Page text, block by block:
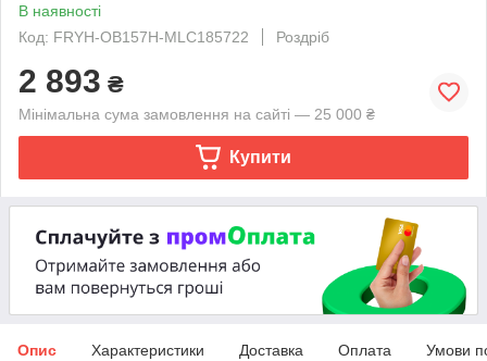
В наявності
Код: FRYH-OB157H-MLC185722
Роздріб
2 893 ₴
Мінімальна сума замовлення на сайті — 25 000 ₴
Купити
Опис Характеристики Доставка Оплата Умови